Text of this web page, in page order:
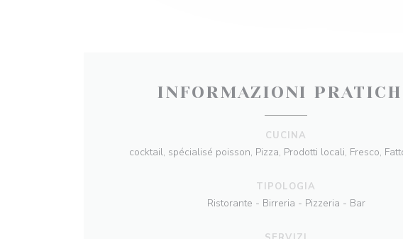
INFORMAZIONI
CUCINA
cocktail, spécialisé poisson, Pizza, Prodotti locali, Fresco,
TIPOLOGIA
Ristorante - Birreria - Pizzeria - Bar